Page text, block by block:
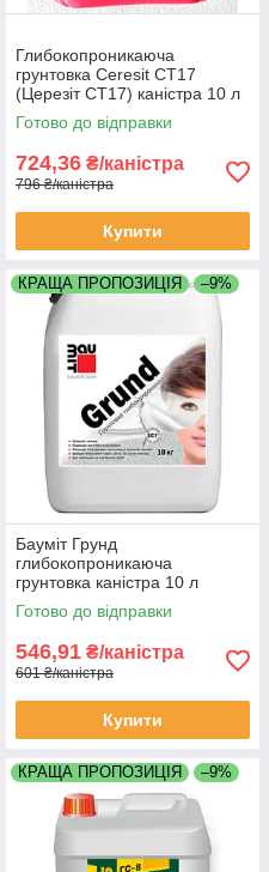
Глибокопроникаюча
грунтовка Ceresit CT17
(Церезіт СТ17) каністра 10 л
Готово до відправки
724,36 ₴/каністра
796 ₴/каністра
Купити
КРАЩА ПРОПОЗИЦІЯ –9%
Бауміт Грунд
глибокопроникаюча
грунтовка каністра 10 л
Готово до відправки
546,91 ₴/каністра
601 ₴/каністра
Купити
КРАЩА ПРОПОЗИЦІЯ –9%